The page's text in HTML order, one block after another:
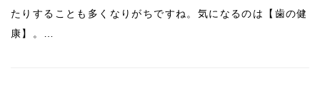
たりすることも多くなりがちですね。気になるのは【歯の健
康】。…